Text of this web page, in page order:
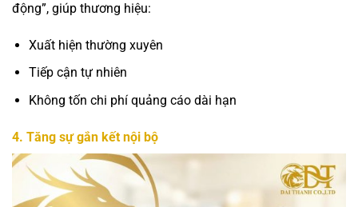
động”, giúp thương hiệu:
Xuất hiện thường xuyên
Tiếp cận tự nhiên
Không tốn chi phí quảng cáo dài hạn
4. Tăng sự gắn kết nội bộ